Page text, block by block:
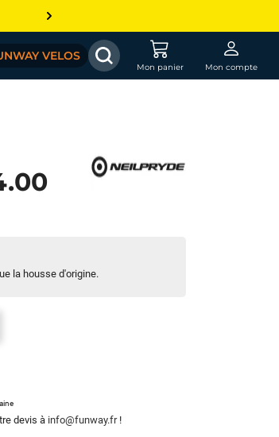
VELOS
Mon panier Mon compte
la housse d'origine.
devis à info@funway.fr!